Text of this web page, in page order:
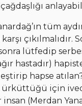
tüm
çıkılmalıdır.
lütfedip
hastadır)
hapse
ürküttüğü için
(Merdan